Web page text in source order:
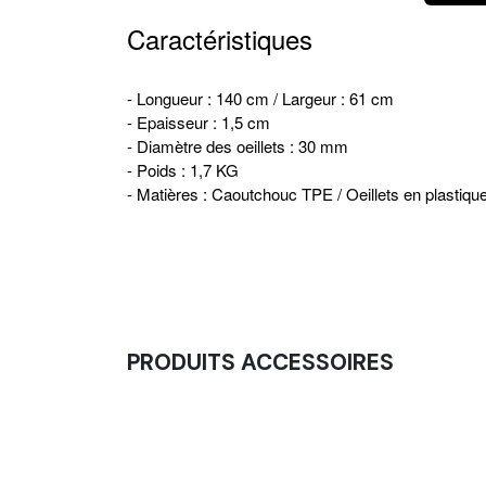
Caractéristiques
- Longueur : 140 cm / Largeur : 61 cm
- Epaisseur : 1,5 cm
- Diamètre des oeillets : 30 mm
- Poids : 1,7 KG
- Matières : Caoutchouc TPE / Oeillets en
PRODUITS ACCESSOIRES